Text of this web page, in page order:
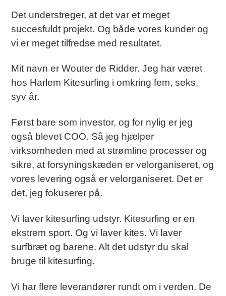
Det understreger, at det var et meget
succesfuldt projekt. Og både vores kunder og
vi er meget tilfredse med resultatet.
Mit navn er Wouter de Ridder. Jeg har været
hos Harlem Kitesurfing i omkring fem, seks,
syv år.
Først bare som investor, og for nylig er jeg
også blevet COO. Så jeg hjælper
virksomheden med at strømline processer og
sikre, at forsyningskæden er velorganiseret, og
vores levering også er velorganiseret. Det er
det, jeg fokuserer på.
Vi laver kitesurfing udstyr. Kitesurfing er en
ekstrem sport. Og vi laver kites. Vi laver
surfbræt og barene. Alt det udstyr du skal
bruge til kitesurfing.
Vi har flere leverandører rundt om i verden. De